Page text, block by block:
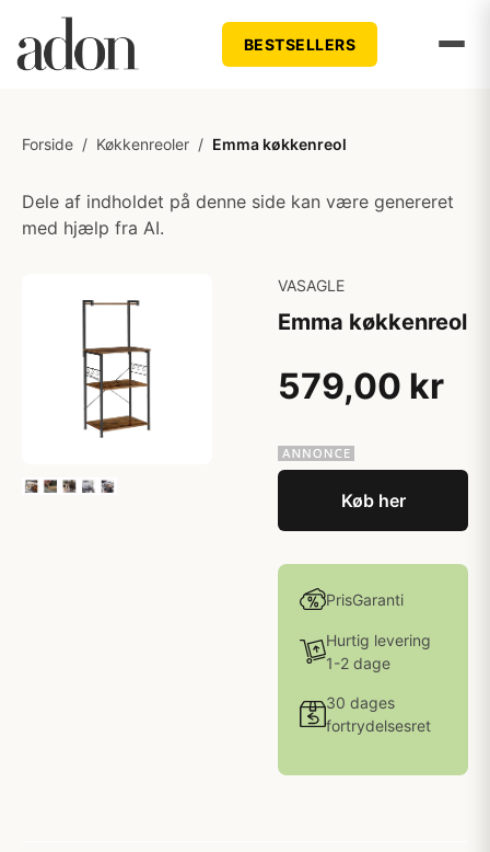
BESTSELLERS
Forside / Køkkenreoler / Emma køkkenreol
Dele af indholdet på denne side kan være genereret
med hjælp fra AI.
VASAGLE
Emma køkkenreol
579,00 kr
Køb her
PrisGaranti
Hurtig levering
1-2 dage
30 dages
fortrydelsesret